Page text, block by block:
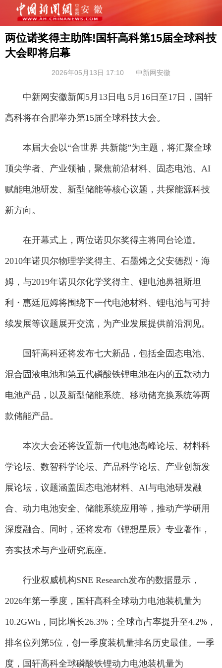
两位诺奖得主助阵!国轩高科第15届全球科技
大会即将启幕
2026年05月13日 17:10 中新网安徽
中新网安徽新闻5月13日电 5月16日至17日，国轩
高科将在合肥举办第15届全球科技大会。
本届大会以“合世界 共新能”为主题，将汇聚全球
顶尖学者、产业领袖，聚焦前沿材料、固态电池、AI
赋能电池研发、新型储能等核心议题，共探能源科技
新方向。
在开幕式上，两位诺贝尔奖得主将同台论道。
2010年诺贝尔物理学奖得主、石墨烯之父安德烈・海
姆，与2019年诺贝尔化学奖得主、锂电池鼻祖斯坦
利・惠廷厄姆将围绕下一代电池材料、锂电池与可持
续发展等议题展开交流，为产业发展提供前沿洞见。
国轩高科还将发布七大新品，包括全固态电池、
混合固液电池和第五代磷酸铁锂电池在内的五款动力
电池产品，以及新型储能系统、移动储充换系统等两
款储能产品。
本次大会还将设置新一代电池高峰论坛、材料科
学论坛、数智科学论坛、产品科学论坛、产业创新发
展论坛，议题涵盖固态电池材料、AI与电池研发融
合、动力电池安全、储能系统应用等，推动产学研用
深度融合。同时，还将发布《锂想星辰》专业著作，
夯实技术与产业研究底座。
行业权威机构SNE Research发布的数据显示，
2026年第一季度，国轩高科全球动力电池装机量为
10.2GWh，同比增长26.3%；全球市占率提升至4.2%，
排名位列第5位，创一季度装机量排名历史最佳。一季
度，国轩高科全球磷酸铁锂动力电池装机量为